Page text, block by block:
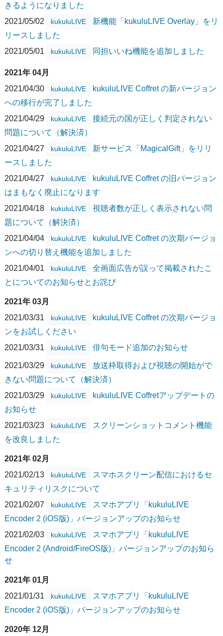
きるようになりました
2021/05/02
kukuluLIVE
新機能「kukuluLIVE Overlay」をリ
リースしました
2021/05/01
kukuluLIVE 同担いいね機能を追加しました
2021年 04月
2021/04/30
kukuluLIVE
kukuluLIVE Coffret の新バージョン
への移行が完了しました
2021/04/29
kukuluLIVE
接続元の国が正しく判定されない
問題について（解決済）
2021/04/27
kukuluLIVE
新サービス「MagicalGift」をリリ
ースしました
2021/04/27
kukuluLIVE
kukuluLIVE Coffret の旧バージョン
はまもなく廃止になります
2021/04/18
kukuluLIVE
視聴者数が正しく表示されない問
題について（解決済）
2021/04/04
kukuluLIVE
kukuluLIVE Coffret の次期バージョ
ンへの切り替え機能を追加しました
2021/04/01
kukuluLIVE
全画面広告が誤って掲載されたこ
とについてのお知らせとお詫び
2021年 03月
2021/03/31
kukuluLIVE
kukuluLIVE Coffret の次期バージョ
ンをお試しください
2021/03/31
kukuluLIVE 俳句モード追加のお知らせ
2021/03/29 kukuluLIVE
放送枠取得および視聴の開始がで
きない問題について（解決済）
2021/03/29
kukuluLIVE
kukuluLIVE Coffretアップデートの
お知らせ
2021/03/23
kukuluLIVE
スクリーンショットコメント機能
を改良しました
2021年 02月
2021/02/13
kukuluLIVE
スマホスクリーン配信におけるセ
キュリティリスクについて
2021/02/07
kukuluLIVE
スマホアプリ「kukuluLIVE
Encoder 2 (iOS版)」バージョンアップのお知らせ
2021/02/03
kukuluLIVE
スマホアプリ「kukuluLIVE
Encoder 2 (Android/FireOS版)」バージョンアップのお知ら
せ
2021年 01月
2021/01/31
kukuluLIVE
スマホアプリ「kukuluLIVE
Encoder 2 (iOS版)」バージョンアップのお知らせ
2020年 12月